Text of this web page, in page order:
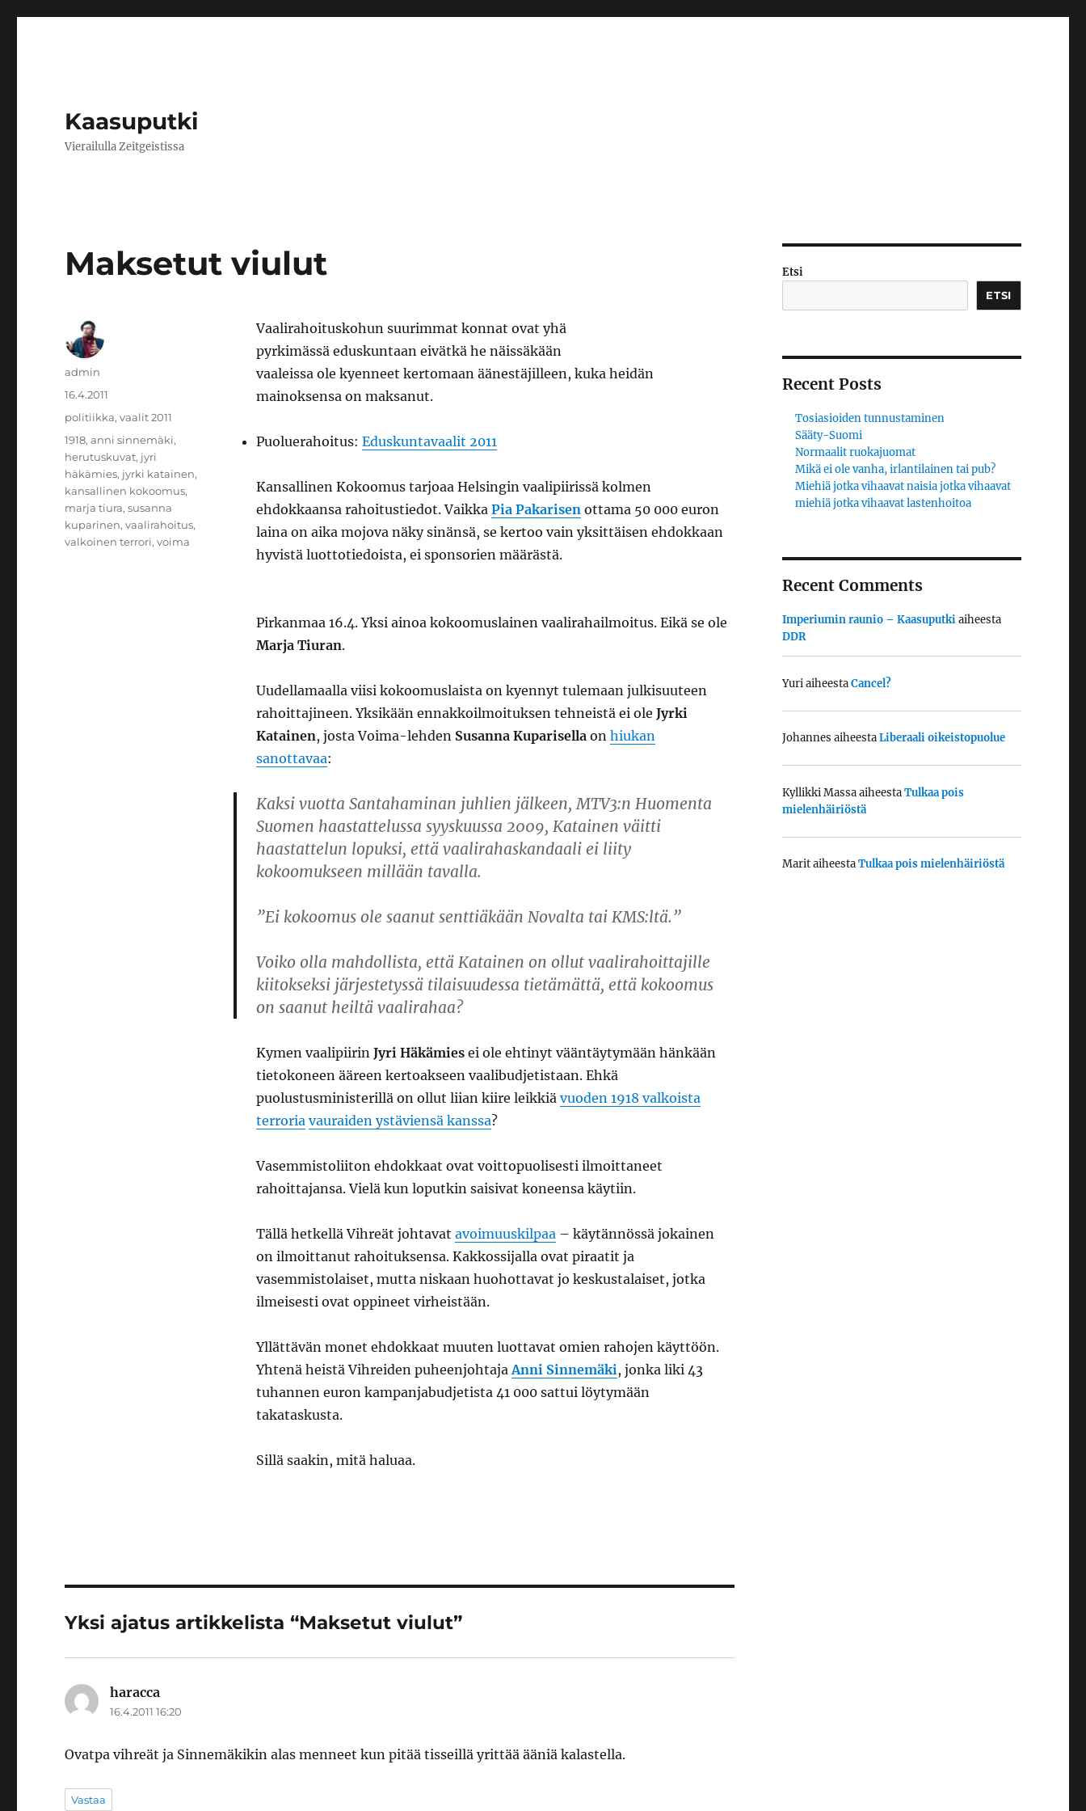
Kaasuputki
Vierailulla Zeitgeistissa
Maksetut viulut
Vaalirahoituskohun suurimmat konnat ovat yhä
pyrkimässä eduskuntaan eivätkä he näissäkään
vaaleissa ole kyenneet kertomaan äänestäjilleen, kuka heidän
mainoksensa on maksanut.
Puoluerahoitus: Eduskuntavaalit 2011
Kansallinen Kokoomus tarjoaa Helsingin vaalipiirissä kolmen
ehdokkaansa rahoitustiedot. Vaikka Pia Pakarisenottama 50 000 euron
laina on aika mojova näky sinänsä, se kertoo vain yksittäisen ehdokkaan
hyvistä luottotiedoista, ei sponsorien määrästä.
Pirkanmaa 16.4. Yksi ainoa kokoomuslainen vaalirahailmoitus. Eikä se ole
Marja Tiuran.
Uudellamaalla viisi kokoomuslaista on kyennyt tulemaan julkisuuteen
rahoittajineen. Yksikään ennakkoilmoituksen tehneistä ei ole Jyrki
Katainen, josta Voima-lehden Susanna Kuparisellaon hiukan
sanottavaa:
Kaksi vuotta Santahaminan juhlien jälkeen, MTV3:n Huomenta
Suomen haastattelussa syyskuussa 2009, Katainen väitti
haastattelun lopuksi, että vaalirahaskandaali ei liity
kokoomukseen millään tavalla.
”Ei kokoomus ole saanut senttiäkään Novalta tai KMS:ltä.”
Voiko olla mahdollista, että Katainen on ollut vaalirahoittajille
kiitokseksi järjestetyssä tilaisuudessa tietämättä, että kokoomus
on saanut heiltä vaalirahaa?
Kymen vaalipiirin Jyri Häkämiesei ole ehtinyt vääntäytymään hänkään
tietokoneen ääreen kertoakseen vaalibudjetistaan. Ehkä
puolustusministerillä on ollut liian kiire leikkiä vuoden 1918 valkoista
terroria vauraiden ystäviensä kanssa?
Vasemmistoliiton ehdokkaat ovat voittopuolisesti ilmoittaneet
rahoittajansa. Vielä kun loputkin saisivat koneensa käytiin.
Tällä hetkellä Vihreät johtavat avoimuuskilpaa– käytännössä jokainen
on ilmoittanut rahoituksensa. Kakkossijalla ovat piraatit ja
vasemmistolaiset, mutta niskaan huohottavat jo keskustalaiset, jotka
ilmeisesti ovat oppineet virheistään.
Yllättävän monet ehdokkaat muuten luottavat omien rahojen käyttöön.
Yhtenä heistä Vihreiden puheenjohtajaAnni Sinnemäki, jonka liki 43
tuhannen euron kampanjabudjetista 41 000 sattui löytymään
takataskusta.
Sillä saakin, mitä haluaa.
Kirjoittaja
admin
Julkaistu
16.4.2011
Kategoriat
politiikka,vaalit 2011
Avainsanat
1918,anni sinnemäki,
herutuskuvat, jyri
häkämies, jyrki katainen,
kansallinen kokoomus,
marja tiura,susanna
kuparinen,vaalirahoitus,
valkoinen terrori,voima
Yksi ajatus artikkelista “Maksetut viulut”
haracca
16.4.2011 16:20
Ovatpa vihreät ja Sinnemäkikin alas menneet kun pitää tisseillä yrittää ääniä kalastella.
Vastaa
Etsi
ETSI
Recent Posts
Tosiasioiden tunnustaminen
Sääty-Suomi
Normaalit ruokajuomat
Mikä ei ole vanha, irlantilainen tai pub?
Miehiä jotka vihaavat naisia jotka vihaavat
miehiä jotka vihaavat lastenhoitoa
Recent Comments
Imperiumin raunio – Kaasuputkiaiheesta
DDR
YuriaiheestaCancel?
Johannes aiheestaLiberaali oikeistopuolue
Kyllikki MassaaiheestaTulkaa pois
mielenhäiriöstä
MaritaiheestaTulkaa pois mielenhäiriöstä